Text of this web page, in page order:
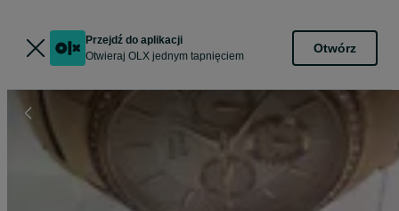
Przejdź do aplikacji
Otwieraj OLX jednym tapnięciem
Otwórz